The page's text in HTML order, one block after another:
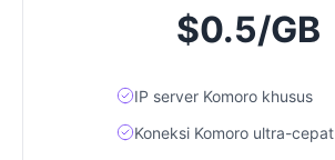
$0.5/GB
IP server Komoro khusus
Koneksi Komoro ultra-cepat